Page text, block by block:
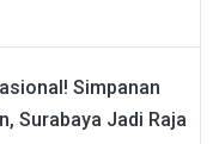
Simpanan
Surabaya Jadi Raja